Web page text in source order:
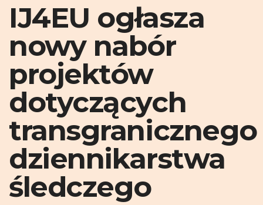
IJ4EU ogłasza
nowy nabór
projektów
dotyczących
transgranicznego
dziennikarstwa
śledczego